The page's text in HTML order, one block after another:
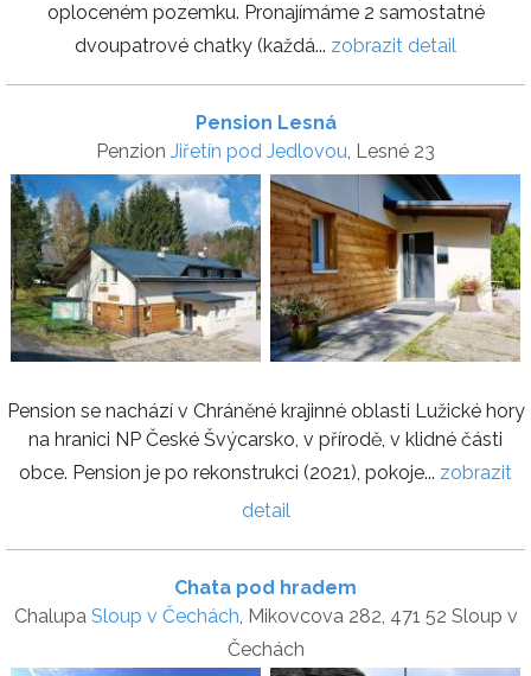
oploceném pozemku. Pronajímáme 2 samostatné
dvoupatrové chatky (každá... zobrazit detail
Pension Lesná
Penzion Jiřetín pod Jedlovou, Lesné 23
Pension se nachází v Chráněné krajinné oblasti Lužické hory
na hranici NP České Švýcarsko, v přírodě, v klidné části
obce. Pension je po rekonstrukci (2021), pokoje... zobrazit
detail
Chata pod hradem
Chalupa Sloup v Čechách, Mikovcova 282, 471 52 Sloup v
Čechách